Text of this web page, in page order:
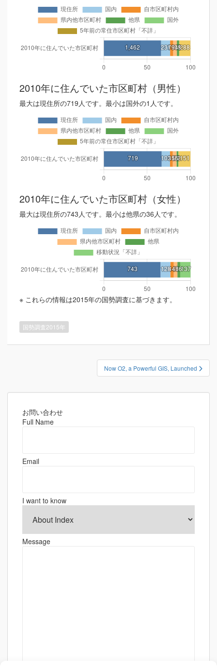
2010年に住んでいた市区町村（男性）
最大は現住所の719人です。最小は国外の1人です。
2010年に住んでいた市区町村（女性）
最大は現住所の743人です。最小は他県の36人です。
※ これらの情報は2015年の国勢調査に基づきます。
国勢調査2015年
ナ
Now O2, a Powerful GIS, Launched
お問い合わせ
Full Name
Email
I want to know
Message